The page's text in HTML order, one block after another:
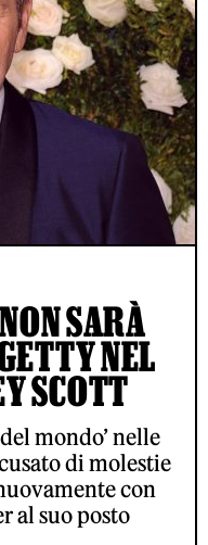
SARÀ
NEL
SCOTT
mondo’ nelle
di molestie
con
al suo posto